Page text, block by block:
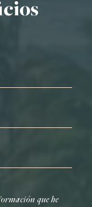
que he